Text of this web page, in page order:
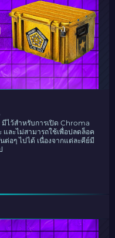
ไว้สำหรับการเปิด Chroma
และไม่สามารถใช้เพื่อปลดล็อค
ต่อๆ ไปได้ เนื่องจากแต่ละคีย์มี